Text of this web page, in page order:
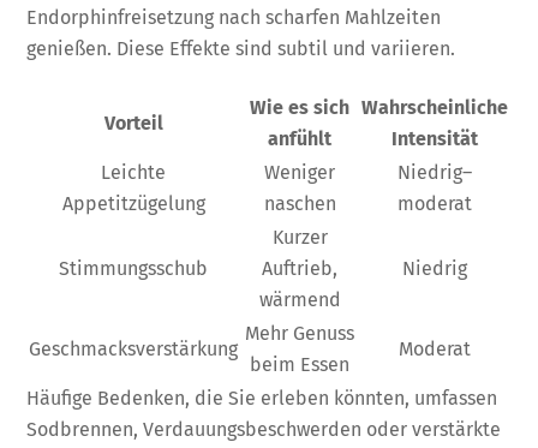
Endorphinfreisetzung nach scharfen Mahlzeiten
genießen. Diese Effekte sind subtil und variieren.
Vorteil
Wie es sich
anfühlt
Wahrscheinliche
Intensität
Leichte
Appetitzügelung
Weniger
naschen
Niedrig–
moderat
Stimmungsschub
Kurzer
Auftrieb,
wärmend
Niedrig
Geschmacksverstärkung
Mehr Genuss
beim Essen
Moderat
Häufige Bedenken, die Sie erleben könnten, umfassen
Sodbrennen, Verdauungsbeschwerden oder verstärkte